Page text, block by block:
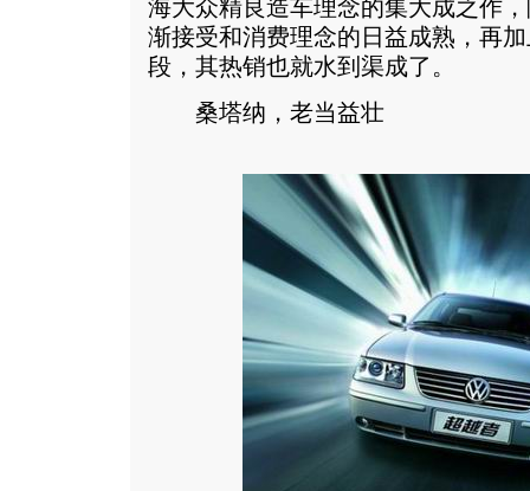
海大众精良造车理念的集大成之作
渐接受和消费理念的日益成熟，再
段，其热销也就水到渠成了。
桑塔纳，老当益壮